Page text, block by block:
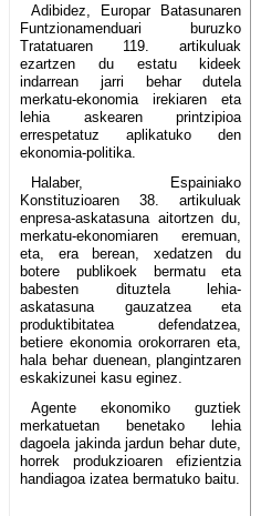
Adibidez, Europar Batasunaren
Funtzionamenduari buruzko
Tratatuaren 119. artikuluak
ezartzen du estatu kideek
indarrean jarri behar dutela
merkatu-ekonomia irekiaren eta
lehia askearen printzipioa
errespetatuz aplikatuko den
ekonomia-politika.
Halaber, Espainiako
Konstituzioaren 38. artikuluak
enpresa-askatasuna aitortzen du,
merkatu-ekonomiaren eremuan,
eta, era berean, xedatzen du
botere publikoek bermatu eta
babesten dituztela lehia-
askatasuna gauzatzea eta
produktibitatea defendatzea,
betiere ekonomia orokorraren eta,
hala behar duenean, plangintzaren
eskakizunei kasu eginez.
Agente ekonomiko guztiek
merkatuetan benetako lehia
dagoela jakinda jardun behar dute,
horrek produkzioaren efizientzia
handiagoa izatea bermatuko baitu.